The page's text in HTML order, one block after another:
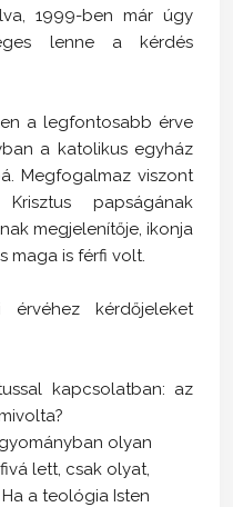
1999-ben már úgy
lenne a kérdés
a legfontosabb érve
a katolikus egyház
Megfogalmaz viszont
papságának
megjelenítője, ikonja
maga is férfi volt.
érvéhez kérdőjeleket
kapcsolatban: az
olyan
lett, csak olyat,
a teológia Isten